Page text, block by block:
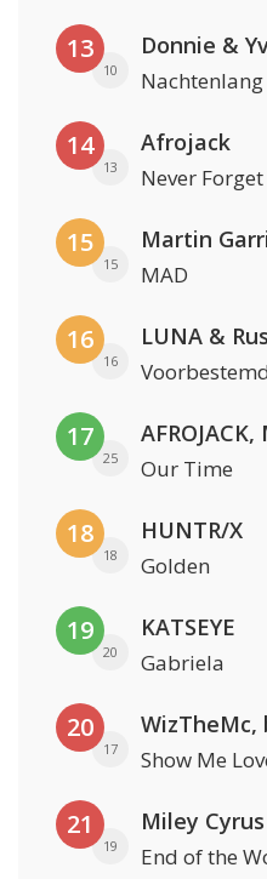
13
10
Donnie &
Nachtenlang
14
13
Afrojack
Never Forget
15
15
Martin
MAD
16
16
LUNA &
Voorbestemd
17
25 Our Time
18
18
HUNTR/X
Golden
19
20
KATSEYE
Gabriela
20
17
WizTheMc,
Show Me
21
19
Miley Cyrus
End of the